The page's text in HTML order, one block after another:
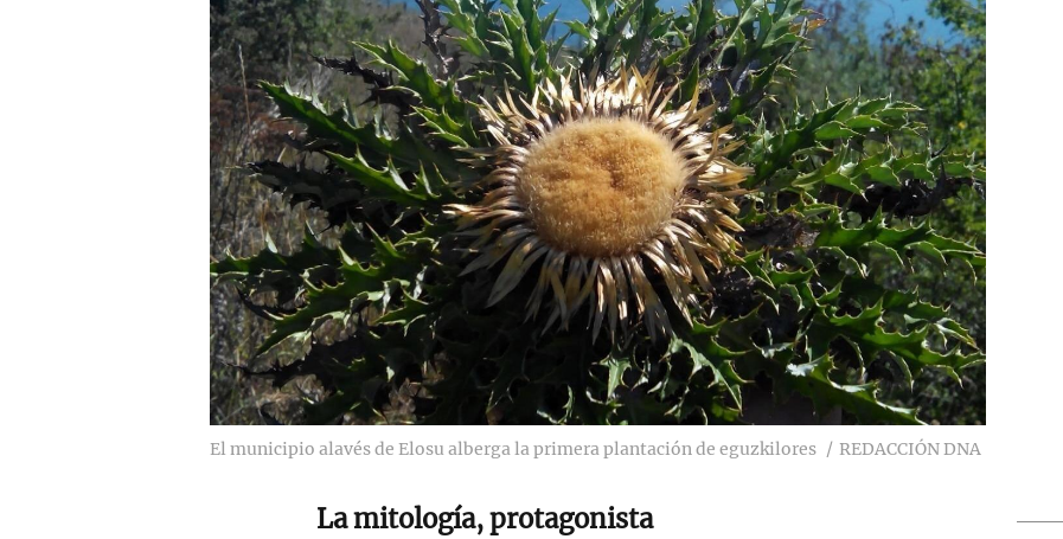
El municipio alavés de Elosu alberga la primera plantación de eguzkilores REDACCIÓN DNA
La mitología, protagonista